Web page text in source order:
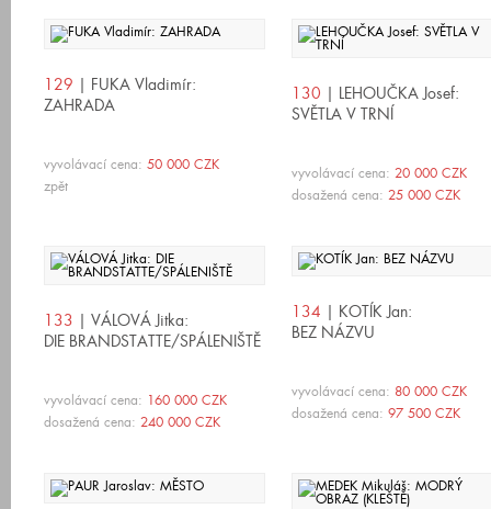
129 | FUKA Vladimír:
ZAHRADA
vyvolávací cena: 50 000 CZK
zpět
130 | LEHOUČKA Josef:
SVĚTLA V TRNÍ
vyvolávací cena: 20 000 CZK
dosažená cena: 25 000 CZK
133 | VÁLOVÁ Jitka:
DIE BRANDSTATTE/SPÁLENIŠTĚ
vyvolávací cena: 160 000 CZK
dosažená cena: 240 000 CZK
134 | KOTÍK Jan:
BEZ NÁZVU
vyvolávací cena: 80 000 CZK
dosažená cena: 97 500 CZK